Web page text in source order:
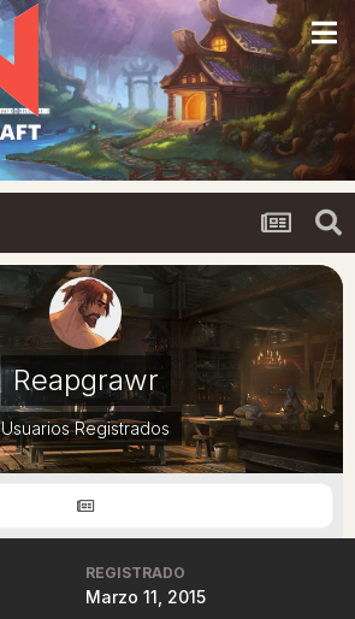
Reapgrawr
Usuarios Registrados
REGISTRADO
Marzo 11, 2015